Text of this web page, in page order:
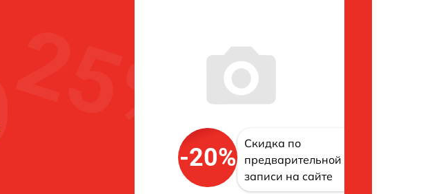
-20%
Скидка по
предварительной
записи на сайте